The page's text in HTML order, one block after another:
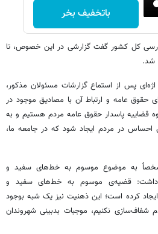
باتخفیف بخر
کل کشور گفت گزارشی در این خصوص، تا
شد.
پس از استماع گزارشات مسئولان مذکور،
حقوق عامه و ارتباط آن با مصادیق موجود در
قضاییه پاسدار حقوق عامه مردم هستیم و به
احساس در مردم ایجاد شود که در جامعه ما،
به موضوع موسوم به خط‌های سفید و
داشت: قضیه‌ی موسوم به خط‌های سفید و
کرده است؛ این ذهنیت نیز یک شبه بوجود
شفاف‌سازی نکنیم، موجبات بدبینی شهروندان